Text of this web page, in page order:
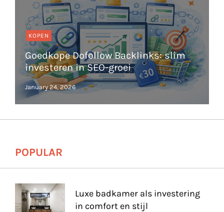
KOPEN
Goedkope Dofollow Backlinks: slim
investeren in SEO-groei
POPULAR
Luxe badkamer als investering
in comfort en stijl